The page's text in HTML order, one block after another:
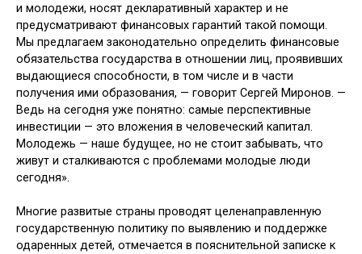
и молодежи, носят декларативный характер и не
предусматривают финансовых гарантий такой помощи.
Мы предлагаем законодательно определить финансовые
обязательства государства в отношении лиц, проявивших
выдающиеся способности, в том числе и в части
получения ими образования, — говорит Сергей Миронов. —
Ведь на сегодня уже понятно: самые перспективные
инвестиции — это вложения в человеческий капитал.
Молодежь — наше будущее, но не стоит забывать, что
живут и сталкиваются с проблемами молодые люди
сегодня».
Многие развитые страны проводят целенаправленную
государственную политику по выявлению и поддержке
одаренных детей, отмечается в пояснительной записке к